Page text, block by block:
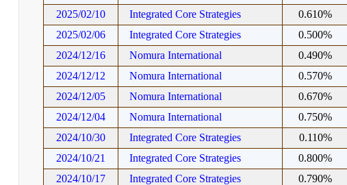
2025/02/10
Integrated Core Strategies 0.610%
2025/02/06
Integrated Core Strategies 0.500%
2024/12/16
Nomura International 0.490%
2024/12/12
Nomura International 0.570%
2024/12/05
Nomura International 0.670%
2024/12/04
Nomura International 0.750%
2024/10/30
Integrated Core Strategies 0.110%
2024/10/21
Integrated Core Strategies 0.800%
2024/10/17
Integrated Core Strategies 0.790%